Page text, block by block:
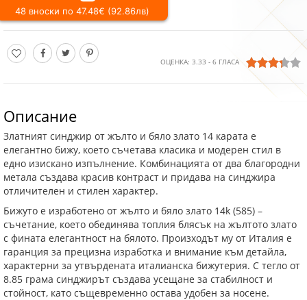
48 вноски по 47.48€ (92.86лв)
ОЦЕНКА: 3.33 - 6 ГЛАСА
Описание
Златният синджир от жълто и бяло злато 14 карата е
елегантно бижу, което съчетава класика и модерен стил в
едно изискано изпълнение. Комбинацията от два благородни
метала създава красив контраст и придава на синджира
отличителен и стилен характер.
Бижуто е изработено от жълто и бяло злато 14k (585) –
съчетание, което обединява топлия блясък на жълтото злато
с фината елегантност на бялото. Произходът му от Италия е
гаранция за прецизна изработка и внимание към детайла,
характерни за утвърдената италианска бижутерия. С тегло от
8.85 грама синджирът създава усещане за стабилност и
стойност, като същевременно остава удобен за носене.